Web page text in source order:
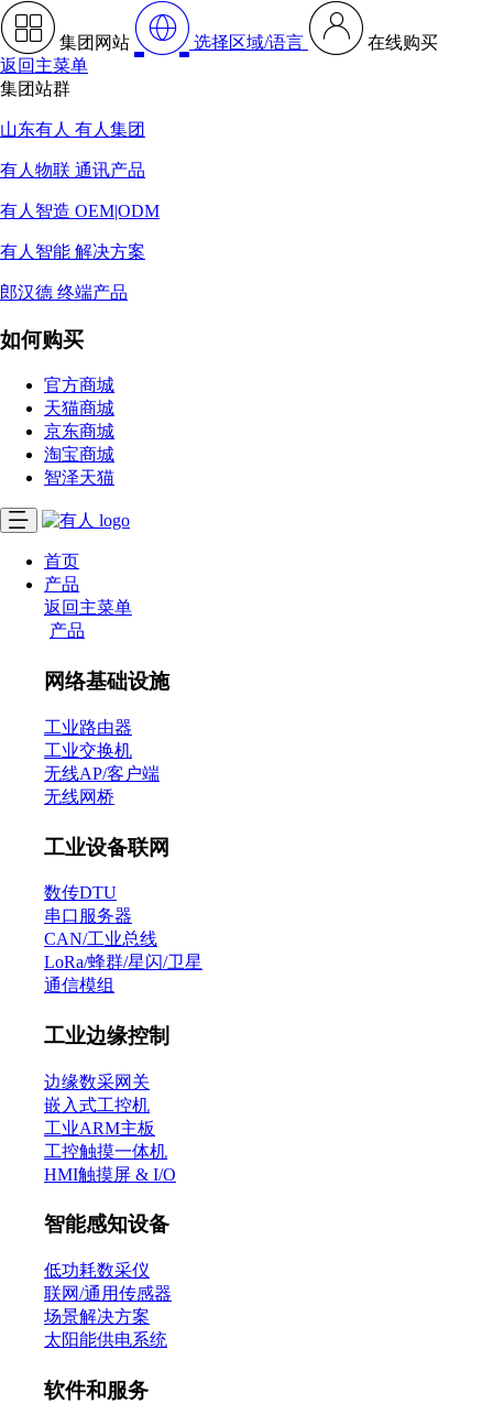
集团网站 选择区域/语言
在线购买
返回主菜单
集团站群
山东有人 有人集团
有人物联 通讯产品
有人智造 OEM|ODM
有人智能 解决方案
郎汉德 终端产品
如何购买
官方商城
天猫商城
京东商城
淘宝商城
智泽天猫
首页
产品
返回主菜单
产品
网络基础设施
工业路由器
工业交换机
无线AP/客户端
无线网桥
工业设备联网
数传DTU
串口服务器
CAN/工业总线
LoRa/蜂群/星闪/卫星
通信模组
工业边缘控制
边缘数采网关
嵌入式工控机
工业ARM主板
工控触摸一体机
HMI触摸屏 & I/O
智能感知设备
低功耗数采仪
联网/通用传感器
场景解决方案
太阳能供电系统
软件和服务